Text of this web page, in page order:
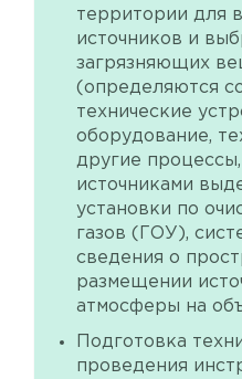
территории для
источников и
загрязняющих
(определяются
технические
оборудование,
другие
источниками
установки по
газов (ГОУ),
сведения о
размещении
атмосферы на
Подготовка
проведения